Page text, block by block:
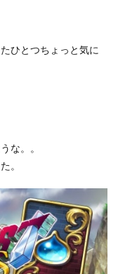
ひとつちょっと気に
な。。
。